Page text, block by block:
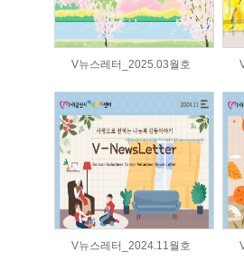
V뉴스레터_2025.03월호
V뉴스레터_2024.11월호